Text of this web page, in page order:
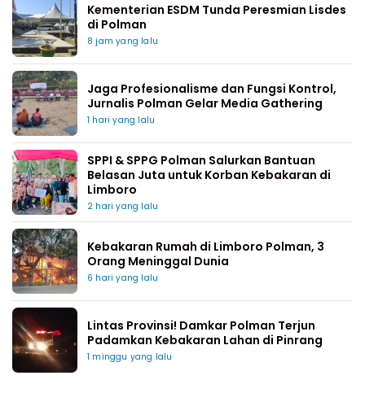
Kementerian ESDM Tunda Peresmian Lisdes
di Polman
8 jam yang lalu
Jaga Profesionalisme dan Fungsi Kontrol,
Jurnalis Polman Gelar Media Gathering
1 hari yang lalu
SPPI & SPPG Polman Salurkan Bantuan
Belasan Juta untuk Korban Kebakaran di
Limboro
2 hari yang lalu
Kebakaran Rumah di Limboro Polman, 3
Orang Meninggal Dunia
6 hari yang lalu
Lintas Provinsi! Damkar Polman Terjun
Padamkan Kebakaran Lahan di Pinrang
1 minggu yang lalu